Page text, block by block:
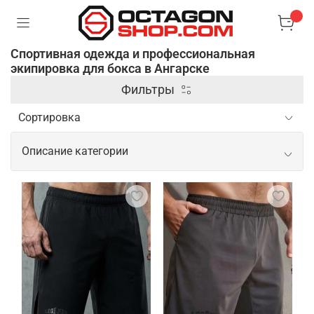
Спортивная одежда и профессиональная
экипировка для бокса в Ангарске
Фильтры
Описание категории
Спортивная одежда и
профессиональная экипировка для
бокса
Профессиональная одежда и экипировка для
бокса предназначены для обеспечения
максимального комфорта, защиты и
эффективности во время тренировок и боев.